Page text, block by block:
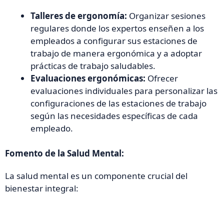
Talleres de ergonomía: Organizar sesiones
regulares donde los expertos enseñen a los
empleados a configurar sus estaciones de
trabajo de manera ergonómica y a adoptar
prácticas de trabajo saludables.
Evaluaciones ergonómicas: Ofrecer
evaluaciones individuales para personalizar las
configuraciones de las estaciones de trabajo
según las necesidades específicas de cada
empleado.
Fomento de la Salud Mental:
La salud mental es un componente crucial del
bienestar integral: